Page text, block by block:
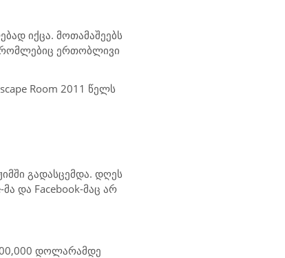
იქცა. მოთამაშეებს
რომლებიც ერთობლივი
Room 2011 წელს
გადასცემდა. დღეს
და Facebook-მაც არ
დოლარამდე